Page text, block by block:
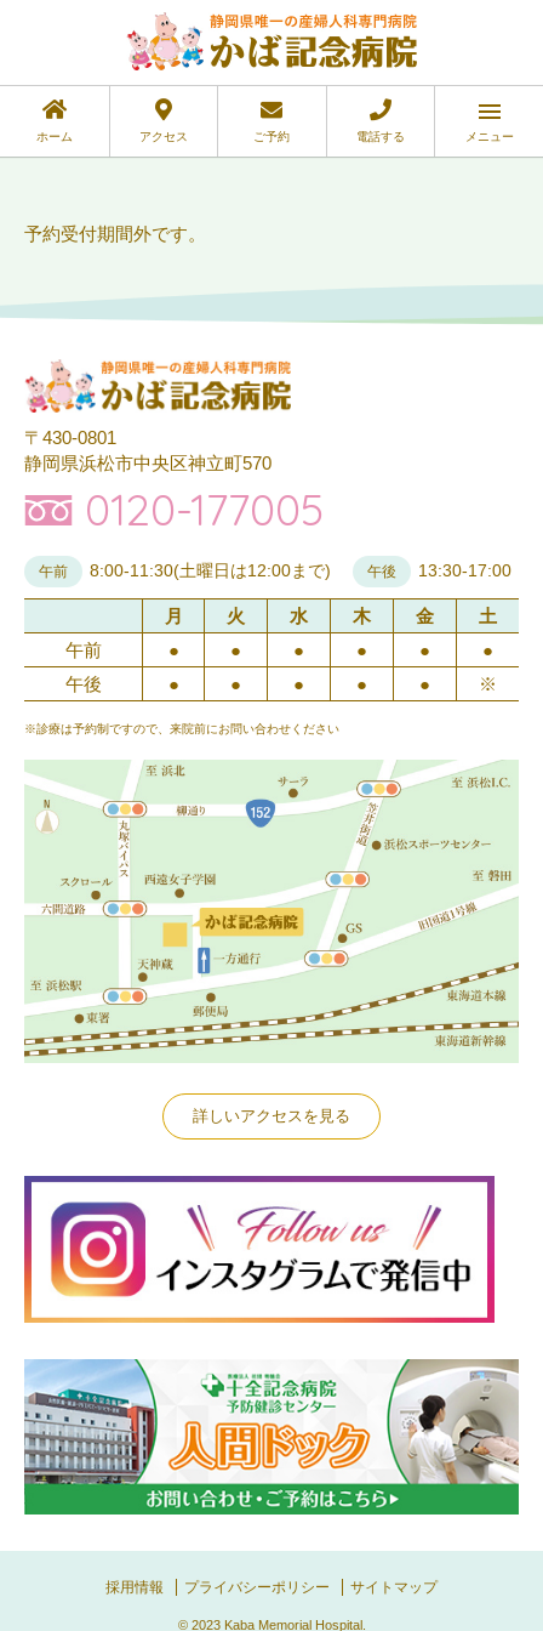
ホーム アクセス ご予約 電話する メニュー
予約受付期間外です。
〒430-0801
静岡県浜松市中央区神立町570
0120-177005
午前 8:00-11:30(土曜日は12:00まで) 午後 13:30-17:00
月 火 水 木 金
土
午前
● ● ● ● ●
●
午後
● ● ● ● ● ※
※診療は予約制ですので、来院前にお問い合わせください
詳しいアクセスを見る
採用情報 プライバシーポリシー サイトマップ
© 2023 Kaba Memorial Hospital